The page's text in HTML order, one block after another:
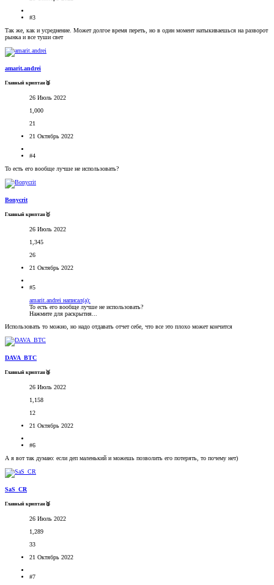
#3
Так же, как и усреднение. Может долгое время переть, но в один момент натыкиваешься на разворот
рынка и все туши свет
amarit.andrei
Главный криптан🥈
26 Июль 2022
1,000
21
21 Октябрь 2022
#4
То есть его вообще лучше не использовать?
Bonycrit
Главный криптан🥇
26 Июль 2022
1,345
26
21 Октябрь 2022
#5
amarit.andrei написал(а):
То есть его вообще лучше не использовать?
Нажмите для раскрытия...
Использовать то можно, но надо отдавать отчет себе, что все это плохо может кончится
DAVA_BTC
Главный криптан🥈
26 Июль 2022
1,158
12
21 Октябрь 2022
#6
А я вот так думаю: если деп маленький и можешь позволить его потерять, то почему нет)
SaS_CR
Главный криптан🥈
26 Июль 2022
1,289
33
21 Октябрь 2022
#7